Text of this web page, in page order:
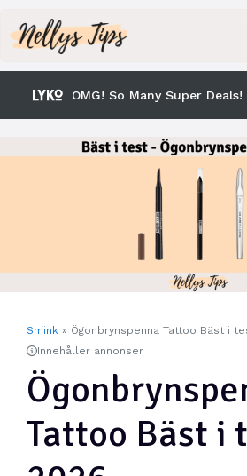
till
innehåll
OMG! So Many Super
Smink » Ögonbrynspenna Tattoo Bäst i
Innehåller annonser
Tattoo Bäst i